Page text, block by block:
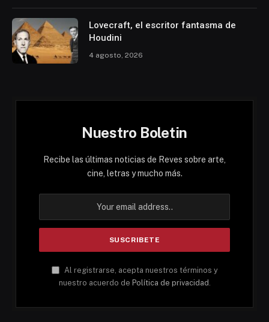
Lovecraft, el escritor fantasma de
Houdini
4 agosto, 2026
Nuestro Boletin
Recibe las últimas noticias de Reves sobre arte,
cine, letras y mucho más.
Al registrarse, acepta nuestros términos y
nuestro acuerdo de Política de privacidad